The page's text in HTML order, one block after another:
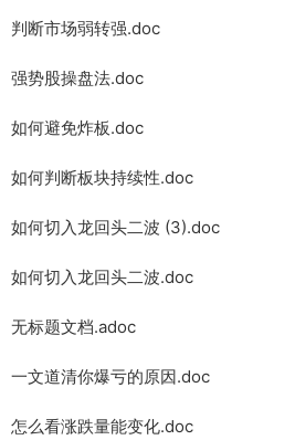
判断市场弱转强.doc
强势股操盘法.doc
如何避免炸板.doc
如何判断板块持续性.doc
如何切入龙回头二波 (3).doc
如何切入龙回头二波.doc
无标题文档.adoc
一文道清你爆亏的原因.doc
怎么看涨跌量能变化.doc